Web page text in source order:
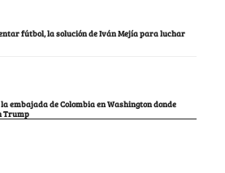
fútbol, la solución de Iván Mejía para luchar
embajada de Colombia en Washington donde
Trump